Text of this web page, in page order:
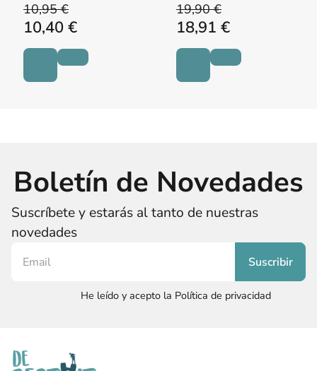
10,95 €
10,40 €
19,90 €
18,91 €
Boletín de Novedades
Suscríbete y estarás al tanto de nuestras
novedades
He leído y acepto la Política de privacidad